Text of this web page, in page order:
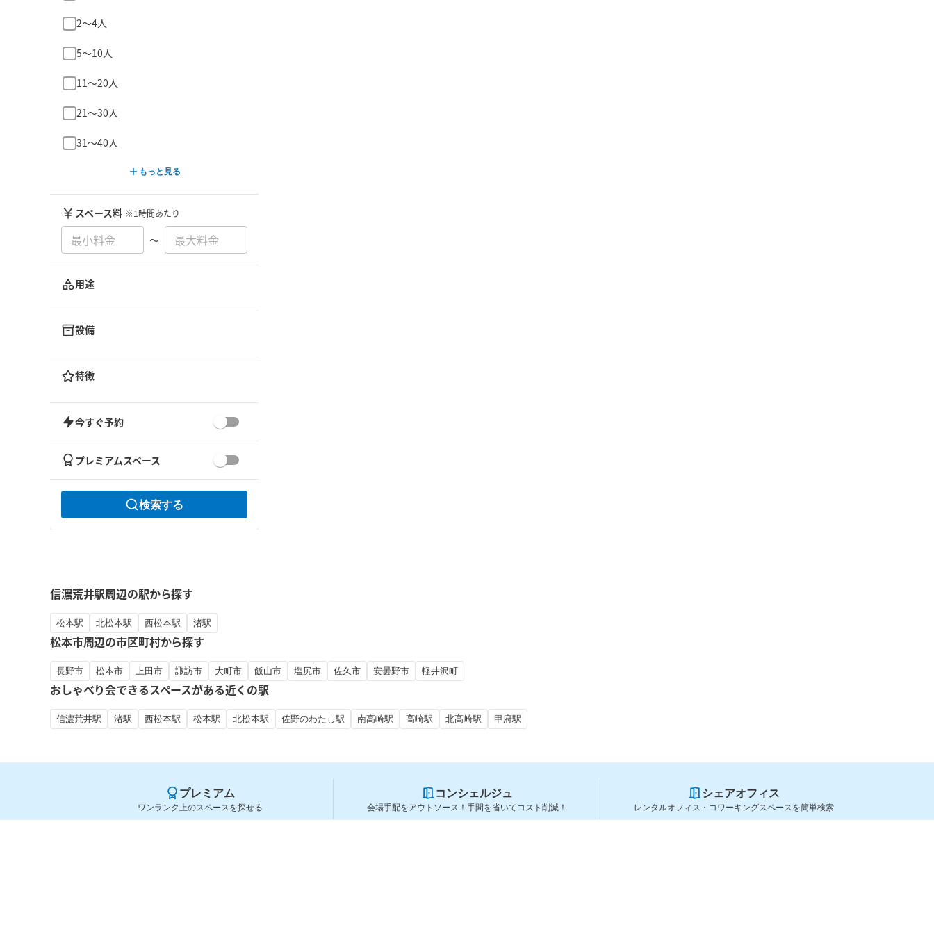
2〜4人
5〜10人
11〜20人
21〜30人
31〜40人
もっと見る
スペース料 ※1時間あたり
〜
用途
設備
特徴
今すぐ予約
プレミアムスペース
検索する
信濃荒井駅周辺の駅から探す
松本駅 北松本駅 西松本駅 渚駅
松本市周辺の市区町村から探す
長野市 松本市 上田市 諏訪市 大町市 飯山市 塩尻市 佐久市 安曇野市 軽井沢町
おしゃべり会できるスペースがある近くの駅
信濃荒井駅 渚駅 西松本駅 松本駅 北松本駅 佐野のわたし駅 南高崎駅 高崎駅 北高崎駅 甲府駅
プレミアム
ワンランク上のスペースを探せる
コンシェルジュ
会場手配をアウトソース！手間を省いてコスト削減！
シェアオフィス
レンタルオフィス・コワーキングスペースを簡単検索